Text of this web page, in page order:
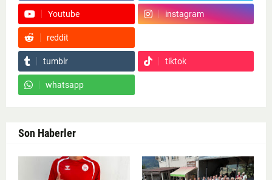
Youtube instagram
reddit
tumblr tiktok
whatsapp
Son Haberler